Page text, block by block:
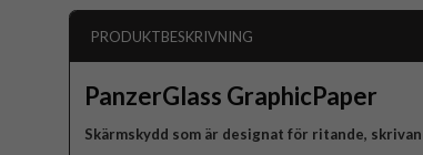
PRODUKTBESKRIVNING
PanzerGlass GraphicPaper
Skärmskydd som är designat för ritande,